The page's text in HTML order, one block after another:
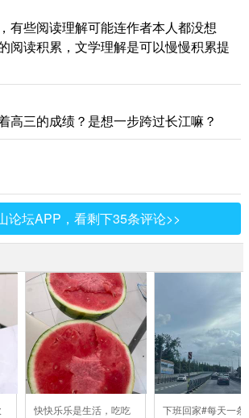
有些阅读理解可能连作者本人都没想
阅读积累，文学理解是可以慢慢积累提
高三的成绩？是想一步跨过长江嘛？
论坛APP，看剩下35条评论>>
快快乐乐是生活，吃吃
下班回家#每天一条